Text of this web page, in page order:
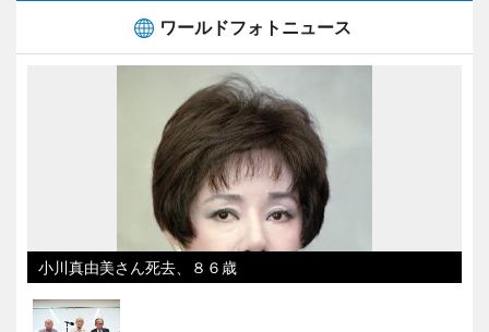
ワールドフォトニュース
小川真由美さん死去、８６歳